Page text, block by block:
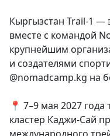
Кыргызстан Trail-1 —
вместе с командой
крупнейшим
и создателями
@nomadcamp.kg на
📍 7–9 мая 2027
кластер Каджи-Сай